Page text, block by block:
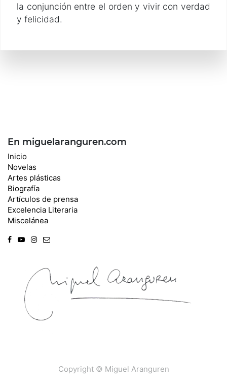
la conjunción entre el orden y vivir con verdad
y felicidad.
En miguelaranguren.com
Inicio
Novelas
Artes plásticas
Biografía
Artículos de prensa
Excelencia Literaria
Miscelánea
Copyright © Miguel Aranguren